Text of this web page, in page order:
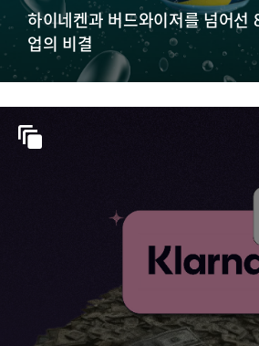
하이네켄과 버드와이저를 넘어선
업의 비결